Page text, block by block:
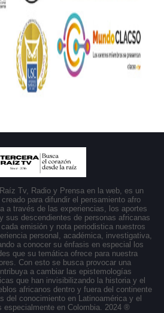
Tv, Radio y Prensa en la web, es un
para difundir el pensamiento afro
a través de las experiencias, los aportes
sus descendientes de personas africanas
emisión y nota periodistica nuestros
personal, académica, investigativa,
a conocer su énfasis en especial los
que su temática ofrece para nuestra
Con esto se busca provocar una
a cambiar las epistemologías
que han invisibilizando la historia y el
africanos dentro y fuera del continente
del conocimiento en Latinoamérica y el
especialmente en Colombia. 2024 ®